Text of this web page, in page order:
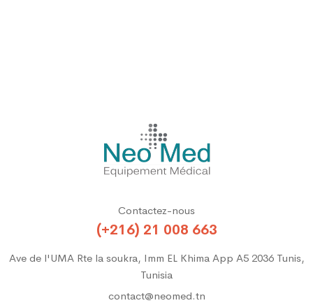
Contactez-nous
(+216) 21 008 663
Ave de l'UMA Rte la soukra, Imm EL Khima App A5 2036 Tunis,
Tunisia
contact@neomed.tn